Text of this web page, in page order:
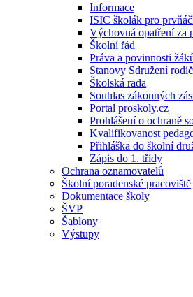
Informace
ISIC školák pro
Výchovná opatření za
Školní řád
Práva a povinnosti
Stanovy Sdružení
Školská rada
Souhlas zákonných
Portal proskoly.cz
Prohlášení o ochraně
Kvalifikovanost
Přihláška do školní
Zápis do 1. třídy
Ochrana oznamovatelů
Školní poradenské pracoviště
Dokumentace školy
ŠVP
Šablony
Výstupy